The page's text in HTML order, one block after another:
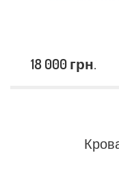
18 000 грн.